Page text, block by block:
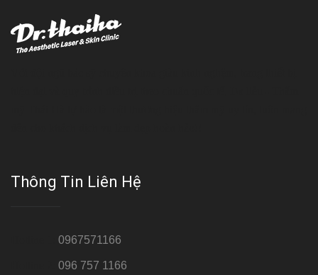
Thông Tin Liên Hệ
0967571166
096 757 1166